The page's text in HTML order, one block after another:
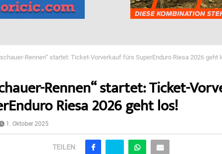
Rennen“ startet: Ticket-Vorverkauf fürs SuperEnduro Riesa 2026 geht
Rennen“ startet: Ticket-
Riesa 2026 geht los!
1. Oktober 2025
TEILEN